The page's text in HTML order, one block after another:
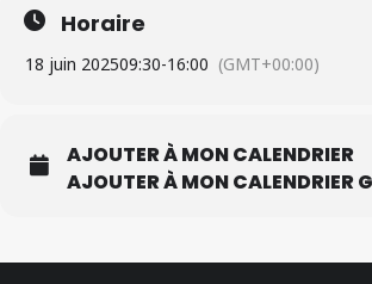
Horaire
18 juin 202509:30-16:00 (GMT+00:00)
AJOUTER À MON CALENDRIER
AJOUTER À MON CALENDRIER